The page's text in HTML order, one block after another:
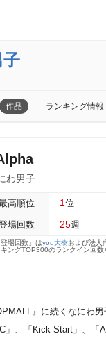
作品 ランキング情報
わ男子
高順位 1 位
場回数 25週
場回数」はyou大樹および法人
ングTOP300のランクイン回数
』に続くなにわ
、「Kick Start」、「